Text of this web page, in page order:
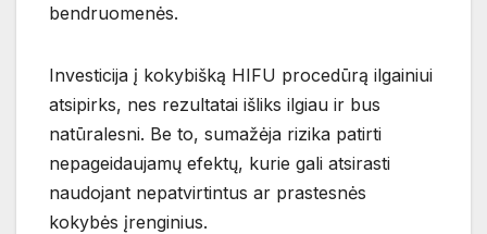
bendruomenės.
Investicija į kokybišką HIFU procedūrą ilgainiui
atsipirks, nes rezultatai išliks ilgiau ir bus
natūralesni. Be to, sumažėja rizika patirti
nepageidaujamų efektų, kurie gali atsirasti
naudojant nepatvirtintus ar prastesnės
kokybės įrenginius.